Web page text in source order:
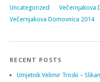
Uncategorized
Večernjakova
Večernjakova Domovnica 2014
RECENT POSTS
Umjetnik Velimir Trnski –